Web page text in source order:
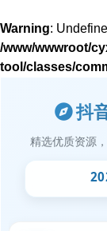
Warning:
/www/wwwroot/
tool/classes/